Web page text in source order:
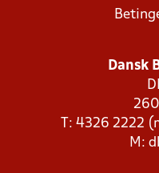
Dansk
T: 4326 2222
M: